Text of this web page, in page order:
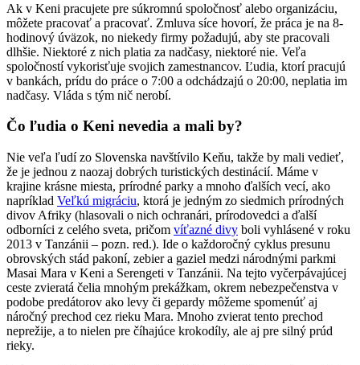
Ak v Keni pracujete pre súkromnú spoločnosť alebo organizáciu,
môžete pracovať a pracovať. Zmluva síce hovorí, že práca je na 8-
hodinový úväzok, no niekedy firmy požadujú, aby ste pracovali
dlhšie. Niektoré z nich platia za nadčasy, niektoré nie. Veľa
spoločností vykorisťuje svojich zamestnancov. Ľudia, ktorí pracujú
v bankách, prídu do práce o 7:00 a odchádzajú o 20:00, neplatia im
nadčasy. Vláda s tým nič nerobí.
Čo ľudia o Keni nevedia a mali by?
Nie veľa ľudí zo Slovenska navštívilo Keňu, takže by mali vedieť,
že je jednou z naozaj dobrých turistických destinácií. Máme v
krajine krásne miesta, prírodné parky a mnoho ďalších vecí, ako
napríklad Veľkú migráciu, ktorá je jedným zo siedmich prírodných
divov Afriky (hlasovali o nich ochranári, prírodovedci a ďalší
odborníci z celého sveta, pričom víťazné divy boli vyhlásené v roku
2013 v Tanzánii – pozn. red.). Ide o každoročný cyklus presunu
obrovských stád pakoní, zebier a gaziel medzi národnými parkmi
Masai Mara v Keni a Serengeti v Tanzánii. Na tejto vyčerpávajúcej
ceste zvieratá čelia mnohým prekážkam, okrem nebezpečenstva v
podobe predátorov ako levy či gepardy môžeme spomenúť aj
náročný prechod cez rieku Mara. Mnoho zvierat tento prechod
neprežije, a to nielen pre číhajúce krokodíly, ale aj pre silný prúd
rieky.